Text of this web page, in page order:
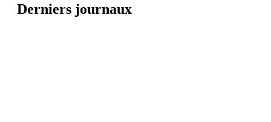
Derniers journaux